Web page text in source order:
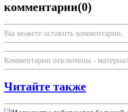
комментарии(0)
Вы можете оставить комментарии.
Комментарии отключены -
Читайте также